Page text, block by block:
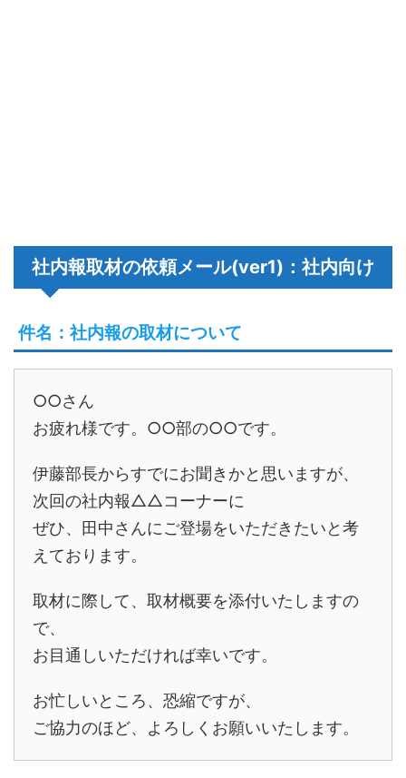
社内報取材の依頼メール(ver1)：社内向け
件名：社内報の取材について
○○さん
お疲れ様です。○○部の○○です。
伊藤部長からすでにお聞きかと思いますが、
次回の社内報△△コーナーに
ぜひ、田中さんにご登場をいただきたいと考
えております。
取材に際して、取材概要を添付いたしますの
で、
お目通しいただければ幸いです。
お忙しいところ、恐縮ですが、
ご協力のほど、よろしくお願いいたします。